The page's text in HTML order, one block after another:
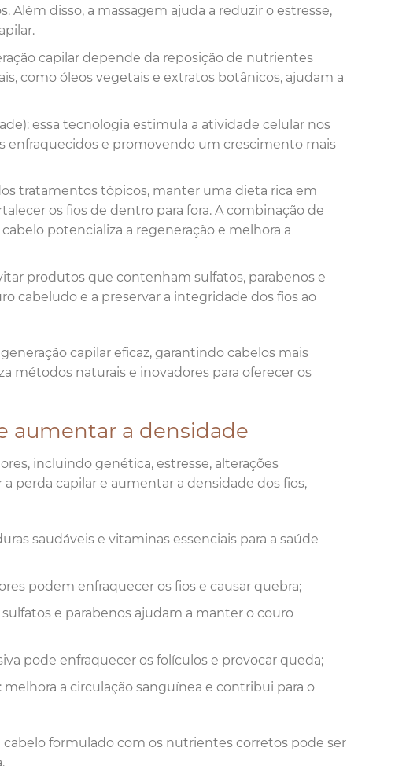
Além disso, a massagem ajuda a reduzir o estresse,
capilar depende da reposição de nutrientes
como óleos vegetais e extratos botânicos, ajudam a
essa tecnologia estimula a atividade celular nos
enfraquecidos e promovendo um crescimento mais
tratamentos tópicos, manter uma dieta rica em
os fios de dentro para fora. A combinação de
potencializa a regeneração e melhora a
produtos que contenham sulfatos, parabenos e
cabeludo e a preservar a integridade dos fios ao
capilar eficaz, garantindo cabelos mais
métodos naturais e inovadores para oferecer os
aumentar a densidade
incluindo genética, estresse, alterações
perda capilar e aumentar a densidade dos fios,
saudáveis e vitaminas essenciais para a saúde
podem enfraquecer os fios e causar quebra;
e parabenos ajudam a manter o couro
pode enfraquecer os folículos e provocar queda;
a circulação sanguínea e contribui para o
formulado com os nutrientes corretos pode ser